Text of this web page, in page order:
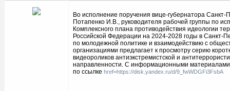
Во исполнение поручения вице-губернатора Санкт-
Потапенко И.В., руководителя рабочей группы по
Комплексного плана противодействия идеологии
Российской Федерации на 2024-2028 годы в Санкт-
по молодежной политике и взаимодействию с
организациями предлагает к просмотру серию
видеороликов антиэкстремистской и
направленности. С информационными
по ссылке href=https://disk.yandex.ru/d/9_fwWDGFi3FsbA